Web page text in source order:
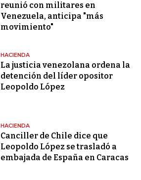
reunió con militares en
Venezuela, anticipa "más
movimiento"
HACIENDA
La justicia venezolana ordena la
detención del líder opositor
Leopoldo López
HACIENDA
Canciller de Chile dice que
Leopoldo López se trasladó a
embajada de España en Caracas